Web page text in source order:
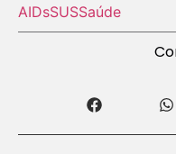
AIDsSUSSaúde